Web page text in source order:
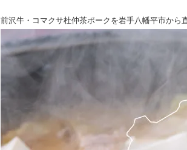
前沢牛・コマクサ杜仲茶ポークを岩手八幡平市から